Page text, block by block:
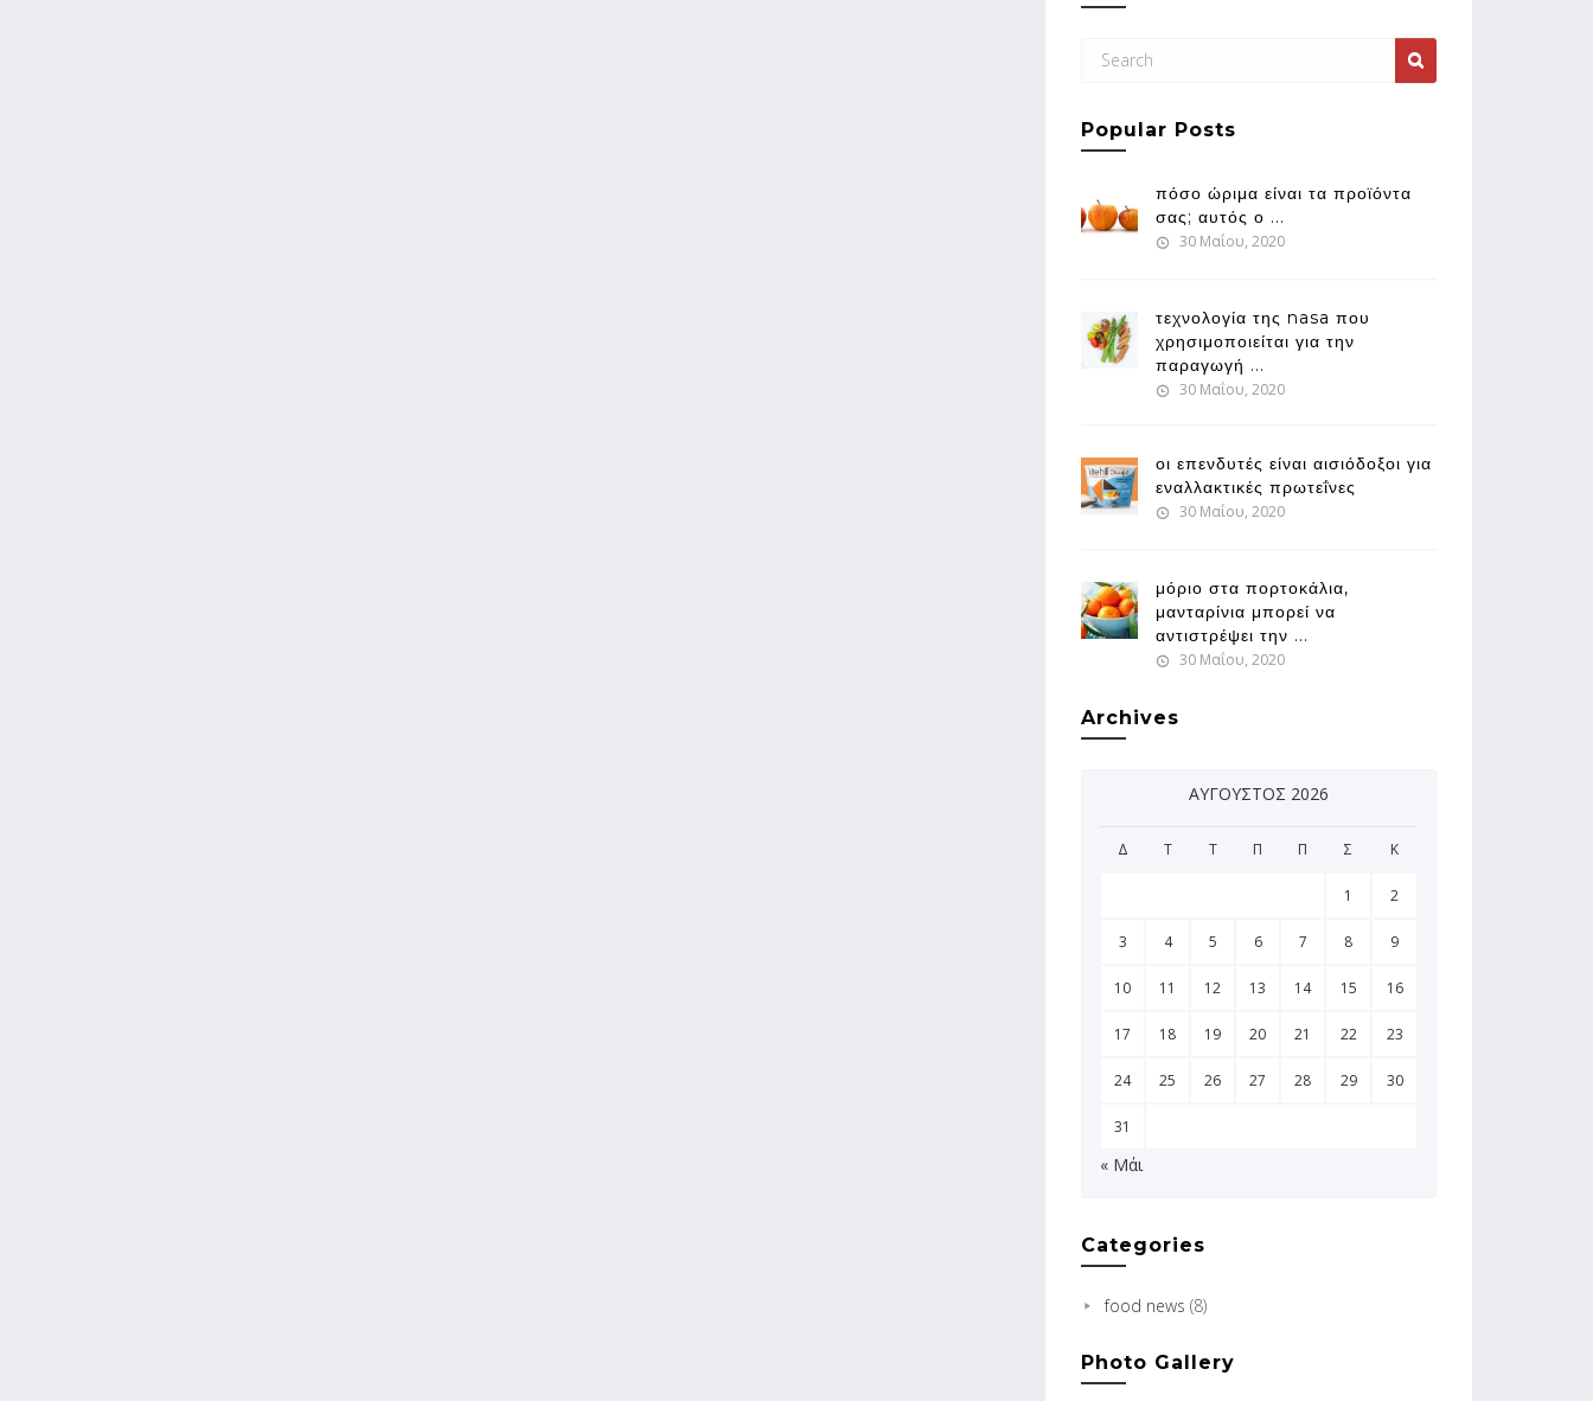
Popular Posts
πόσο ώριμα είναι τα προϊόντα
σας; αυτός ο ...
30 Μαΐου, 2020
τεχνολογία της nasa που
χρησιμοποιείται για την
παραγωγή ...
30 Μαΐου, 2020
οι επενδυτές είναι αισιόδοξοι για
εναλλακτικές πρωτεΐνες
30 Μαΐου, 2020
μόριο στα πορτοκάλια,
μανταρίνια μπορεί να
αντιστρέψει την ...
30 Μαΐου, 2020
Archives
ΑΎΓΟΥΣΤΟΣ 2026
Δ Τ Τ Π Π Σ Κ
1 2
3 4 5 6 7 8 9
10 11 12 13 14 15 16
17 18 19 20 21 22 23
24 25 26 27 28 29 30
31
« Μάι
Categories
food news (8)
Photo Gallery